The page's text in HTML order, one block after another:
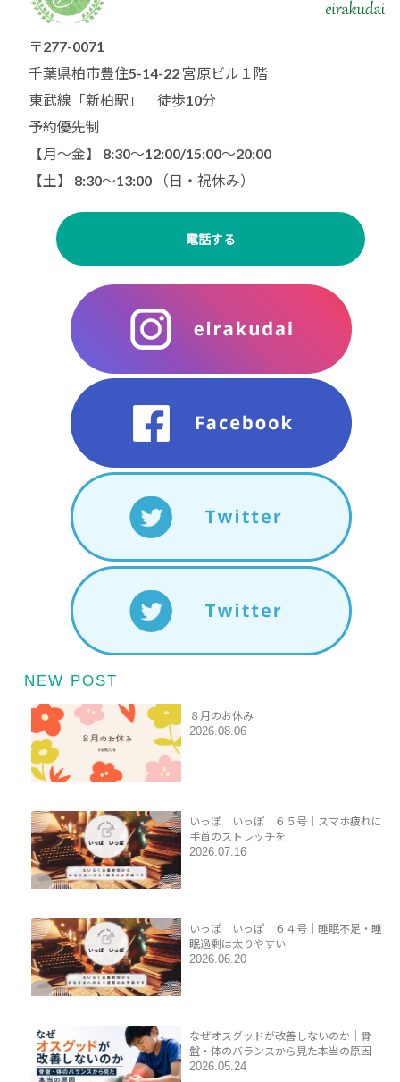
〒277-0071
千葉県柏市豊住5-14-22 宮原ビル１階
東武線「新柏駅」 徒歩10分
予約優先制
【月〜金】 8:30～12:00/15:00〜20:00
【土】 8:30〜13:00 （日・祝休み）
電話する
NEW POST
８月のお休み
2026.08.06
いっぽ いっぽ ６５号｜スマホ疲れに
手首のストレッチを
2026.07.16
いっぽ いっぽ ６４号｜睡眠不足・睡
眠過剰は太りやすい
2026.06.20
なぜオスグッドが改善しないのか｜骨
盤・体のバランスから見た本当の原因
2026.05.24